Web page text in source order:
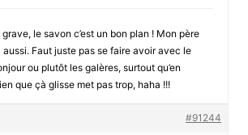
le savon c’est un bon plan ! Mon père
aussi. Faut juste pas se faire avoir avec le
ou plutôt les galères, surtout qu’en
que çà glisse met pas trop, haha !!!
#91244